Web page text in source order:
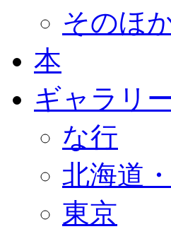
そのほ
本
ギャラリ
な行
北海道
東京